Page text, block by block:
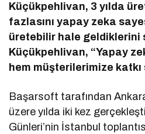
Küçükpehlivan, 3 yılda
fazlasını yapay zeka
üretebilir hale geldiklerini
Küçükpehlivan, “Yapay
hem müşterilerimize katkı
Başarsoft tarafından
üzere yılda iki kez
Günleri’nin İstanbul